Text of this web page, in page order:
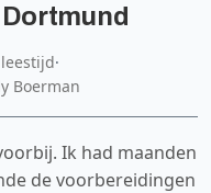
·
Boerman
Ik had maanden
de voorbereidingen